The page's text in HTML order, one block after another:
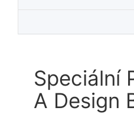
Speciální
A Design